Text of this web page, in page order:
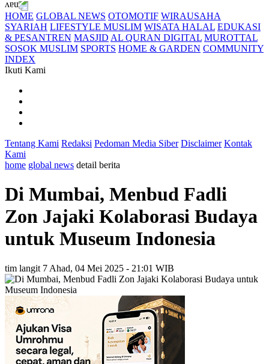
HOME GLOBAL NEWS OTOMOTIF WIRAUSAHA
SYARIAH LIFESTYLE MUSLIM WISATA HALAL EDUKASI
& PESANTREN MASJID AL QURAN DIGITAL MUROTTAL
SOSOK MUSLIM SPORTS HOME & GARDEN COMMUNITY
INDEX
Ikuti Kami
Tentang Kami Redaksi Pedoman Media Siber Disclaimer Kontak
Kami
home global news detail berita
Di Mumbai, Menbud Fadli
Zon Jajaki Kolaborasi Budaya
untuk Museum Indonesia
tim langit 7 Ahad, 04 Mei 2025 - 21:01 WIB